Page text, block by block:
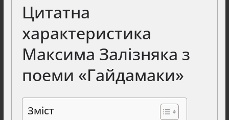
Цитатна
характеристика
Максима Залізняка з
поеми «Гайдамаки»
Зміст